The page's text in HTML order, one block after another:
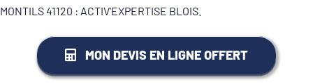
MONTILS 41120 : ACTIV'EXPERTISE BLOIS.
MON DEVIS EN LIGNE OFFERT